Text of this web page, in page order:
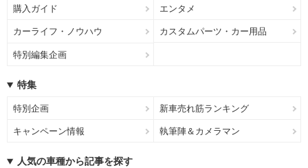
購入ガイド エンタメ
カーライフ・ノウハウ カスタムパーツ・カー用品
特別編集企画
特集
特別企画 新車売れ筋ランキング
キャンペーン情報 執筆陣＆カメラマン
人気の車種から記事を探す